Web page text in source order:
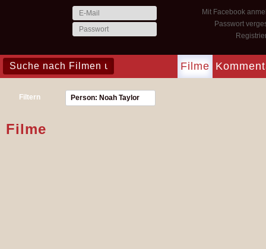
Mit Facebook
Passwort
Filme
Filtern Person: Noah Taylor
Filme